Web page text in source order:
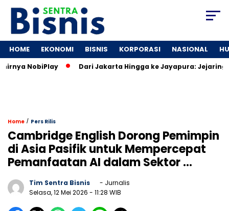
HOME EKONOMI BISNIS KORPORASI NASIONAL
NobiPlay Dari Jakarta Hingga ke Jayapura: Jejaring
Home / Pers Rilis
Cambridge English Dorong Pemimpin
di Asia Pasifik untuk Mempercepat
Pemanfaatan AI dalam Sektor …
Tim Sentra Bisnis
- Jurnalis
Selasa, 12 Mei 2026 - 11:28 WIB